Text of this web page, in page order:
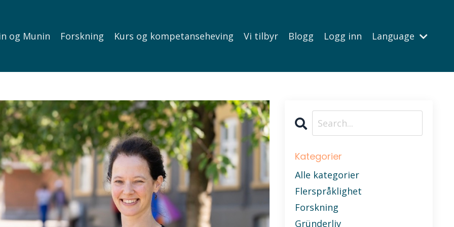
og Munin Forskning Kurs og kompetanseheving Vi tilbyr Blogg Logg inn Language
Kategorier
Alle kategorier
Flerspråklighet
Forskning
Gründerliv